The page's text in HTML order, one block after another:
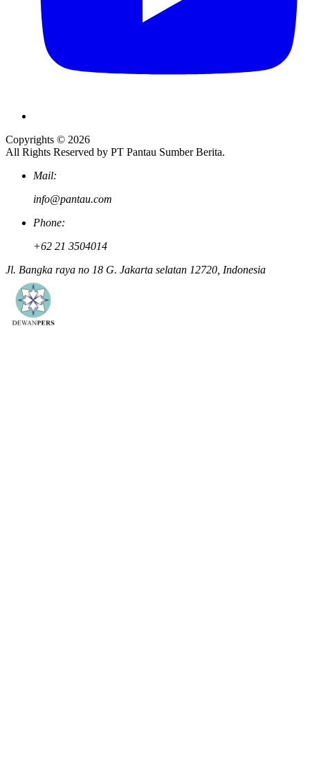
Copyrights © 2026
All Rights Reserved by PT Pantau Sumber Berita.
Mail:
info@pantau.com
Phone:
+62 21 3504014
Jl. Bangka raya no 18 G. Jakarta selatan 12720, Indonesia